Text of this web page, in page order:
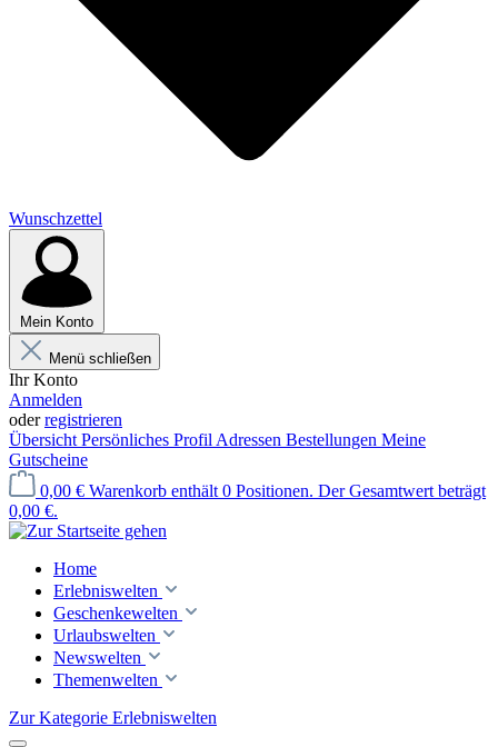
Wunschzettel
Mein Konto
Menü schließen
Ihr Konto
Anmelden
oderregistrieren
Übersicht Persönliches Profil Adressen Bestellungen Meine
Gutscheine
0,00 € Warenkorb enthält 0 Positionen. Der Gesamtwert beträgt
0,00 €.
Home
Erlebniswelten
Geschenkewelten
Urlaubswelten
Newswelten
Themenwelten
Zur Kategorie Erlebniswelten